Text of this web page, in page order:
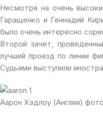
Несмотря на очень
Гаращенко и Геннадий
было очень интересно
Второй зачет,
лучший проезд по линии
Судьями выступили
Аарон Хэдлоу (Англия)